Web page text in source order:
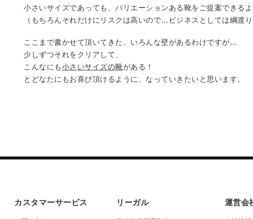
小さいサイズであっても、バリエーションある靴をご提案できるよ
（もちろんそれだけにリスクは高いので…ビジネスとしては綱渡り
ここまで書かせて頂いてきた、いろんな壁があるわけですが…
少しずつそれをクリアして、
こんなにも小さいサイズの靴がある！
とどなたにもお喜び頂けるように、なっていきたいと思います。
カスタマーサービス リーガル 運営会